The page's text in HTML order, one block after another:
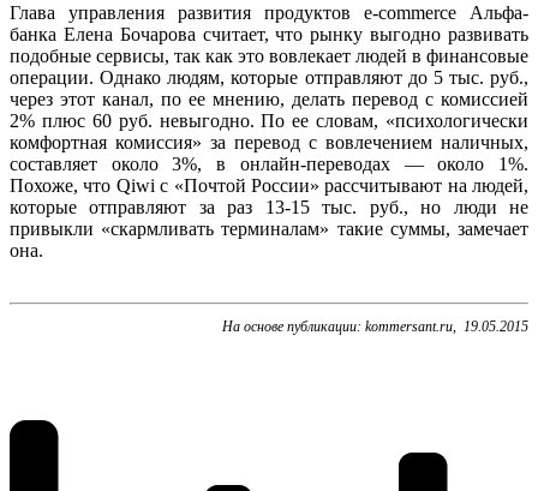
Глава управления развития продуктов e-commerce Альфа-
банка Елена Бочарова считает, что рынку выгодно развивать
подобные сервисы, так как это вовлекает людей в финансовые
операции. Однако людям, которые отправляют до 5 тыс. руб.,
через этот канал, по ее мнению, делать перевод с комиссией
2% плюс 60 руб. невыгодно. По ее словам, «психологически
комфортная комиссия» за перевод с вовлечением наличных,
составляет около 3%, в онлайн-переводах — около 1%.
Похоже, что Qiwi с «Почтой России» рассчитывают на людей,
которые отправляют за раз 13-15 тыс. руб., но люди не
привыкли «скармливать терминалам» такие суммы, замечает
она.
На основе публикации: kommersant.ru, 19.05.2015